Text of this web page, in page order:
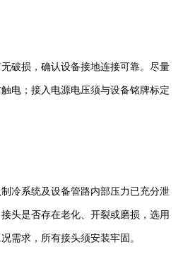
破损，确认设备接地连接可靠。尽量
电；接入电源电压须与设备铭牌标定
冷系统及设备管路内部压力已充分泄
头是否存在老化、开裂或磨损，选用
需求，所有接头须安装牢固。